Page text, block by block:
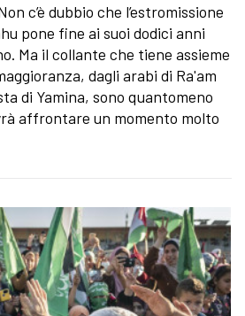
c’è dubbio che l’estromissione
pone fine ai suoi dodici anni
Ma il collante che tiene assieme
dagli arabi di Ra'am
di Yamina, sono quantomeno
affrontare un momento molto